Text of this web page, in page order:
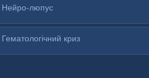
Нейро-люпус
Гематологічний криз